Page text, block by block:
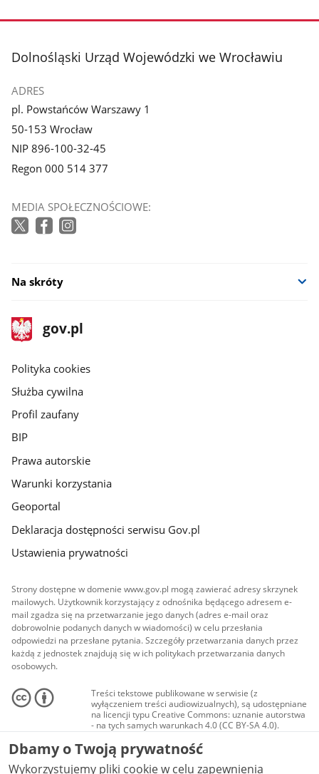
stopka
Dolnośląski Urząd Wojewódzki we Wrocławiu
ADRES
pl. Powstańców Warszawy 1
50-153 Wrocław
NIP 896-100-32-45
Regon 000 514 377
MEDIA SPOŁECZNOŚCIOWE:
Na skróty
stopka
gov.pl
Strona
gov.pl
gov.pl
Polityka cookies
Służba cywilna
Profil zaufany
BIP
Prawa autorskie
Warunki korzystania
Geoportal
Deklaracja dostępności serwisu Gov.pl
Ustawienia prywatności
Strony dostępne w domenie www.gov.pl mogą zawierać adresy skrzynek
mailowych. Użytkownik korzystający z odnośnika będącego adresem e-
mail zgadza się na przetwarzanie jego danych (adres e-mail oraz
dobrowolnie podanych danych w wiadomości) w celu przesłania
odpowiedzi na przesłane pytania. Szczegóły przetwarzania danych przez
każdą z jednostek znajdują się w ich politykach przetwarzania danych
osobowych.
Treści tekstowe publikowane w serwisie (z
wyłączeniem treści audiowizualnych), są udostępniane
na licencji typu Creative Commons: uznanie autorstwa
- na tych samych warunkach 4.0 (CC BY-SA 4.0).
Materiały audiowizualne, w tym zdjęcia, materiały
audio i wideo, są udostępniane na licencji typu
Creative Commons: uznanie autorstwa użycie
niekomercyjne - bez utworów zależnych 4.0 (CC BY-
Dbamy o Twoją prywatność
Wykorzystujemy pliki cookie w celu zapewnienia